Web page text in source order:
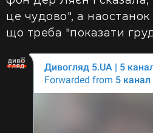
це чудово", а
що треба "показати